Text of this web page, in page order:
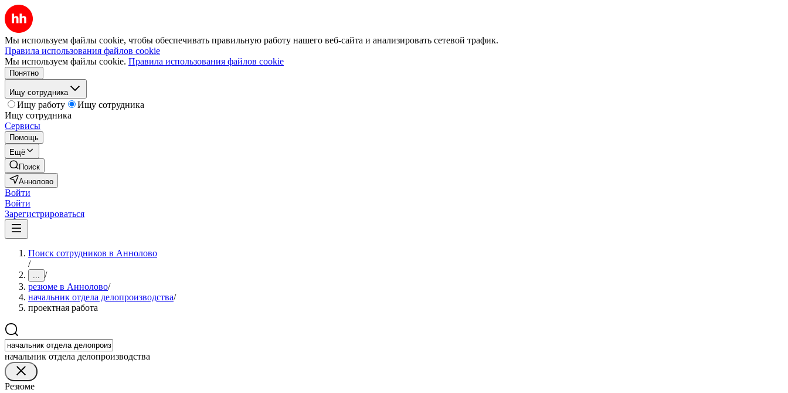
Мы используем файлы cookie, чтобы обеспечивать правильную работу нашего веб-сайта и анализировать сетевой трафик.
Правила использования файлов cookie
Мы используем файлы cookie. Правила использования файлов cookie
Понятно
Ищу сотрудника
Ищу работу
Ищу сотрудника
Ищу сотрудника
Сервисы
Помощь
Ещё
Поиск
Аннолово
Войти
Войти
Зарегистрироваться
Поиск сотрудников в Аннолово
/
... /
резюме в Аннолово/
начальник отдела делопроизводства/
проектная работа
начальник отдела делопроизводства
Резюме